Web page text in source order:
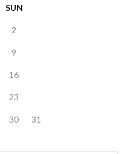
SUN
2
9
16
23
30 31